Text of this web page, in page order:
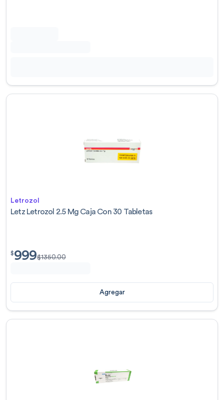
Letrozol
Letz Letrozol 2.5 Mg Caja Con 30 Tabletas
$999.00
$999$1350.00
Agregar